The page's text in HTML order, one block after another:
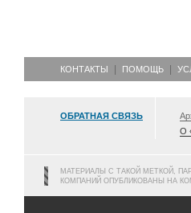
КОНТАКТЫ ПОМОЩЬ
ОБРАТНАЯ СВЯЗЬ
О
МАТЕРИАЛЫ С ТАКОЙ МЕТКОЙ,
КОМПАНИЙ ОПУБЛИКОВАНЫ НА